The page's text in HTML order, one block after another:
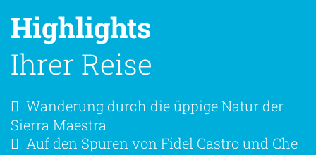
Highlights
Ihrer Reise
Wanderung durch die üppige Natur der
Sierra Maestra
Auf den Spuren von Fidel Castro und Che